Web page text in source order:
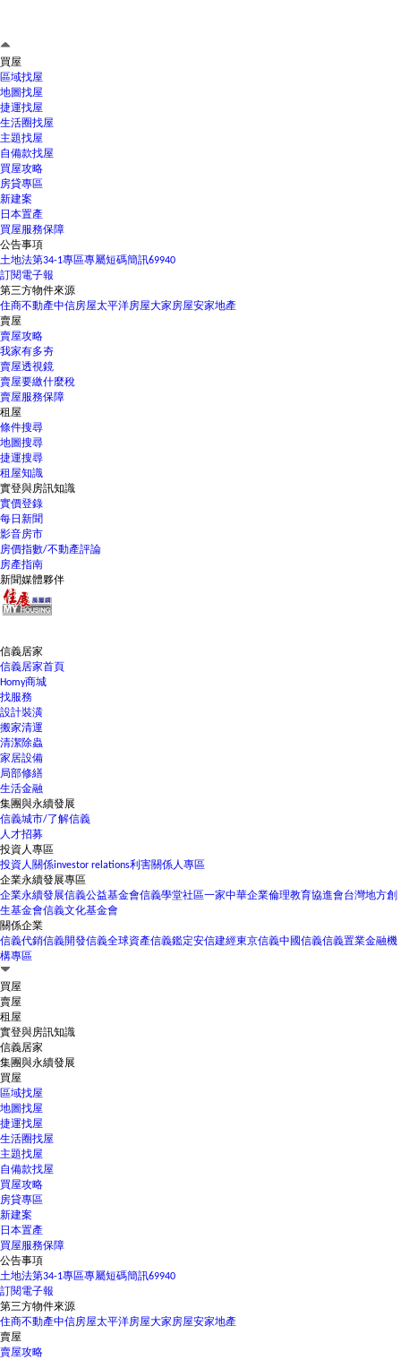
買屋
區域找屋
地圖找屋
捷運找屋
生活圈找屋
主題找屋
自備款找屋
買屋攻略
房貸專區
新建案
日本置產
買屋服務保障
公告事項
土地法第34-1專區專屬短碼簡訊69940
訂閱電子報
第三方物件來源
住商不動產中信房屋太平洋房屋大家房屋安家地產
賣屋
賣屋攻略
我家有多夯
賣屋透視鏡
賣屋要繳什麼稅
賣屋服務保障
租屋
條件搜尋
地圖搜尋
捷運搜尋
租屋知識
實登與房訊知識
實價登錄
每日新聞
影音房市
房價指數/不動產評論
房產指南
新聞媒體夥伴
信義居家
信義居家首頁
Homy商城
找服務
設計裝潢
搬家清運
清潔除蟲
家居設備
局部修繕
生活金融
集團與永續發展
信義城市/了解信義
人才招募
投資人專區
投資人關係investor relations利害關係人專區
企業永續發展專區
企業永續發展信義公益基金會信義學堂社區一家中華企業倫理教育協進會台灣地方創
生基金會信義文化基金會
關係企業
信義代銷信義開發信義全球資產信義鑑定安信建經東京信義中國信義信義置業金融機
構專區
買屋
賣屋
租屋
實登與房訊知識
信義居家
集團與永續發展
買屋
區域找屋
地圖找屋
捷運找屋
生活圈找屋
主題找屋
自備款找屋
買屋攻略
房貸專區
新建案
日本置產
買屋服務保障
公告事項
土地法第34-1專區專屬短碼簡訊69940
訂閱電子報
第三方物件來源
住商不動產中信房屋太平洋房屋大家房屋安家地產
賣屋
賣屋攻略